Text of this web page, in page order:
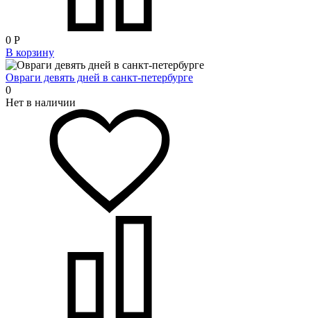
0 Р
В корзину
Овраги девять дней в санкт-петербурге
0
Нет в наличии